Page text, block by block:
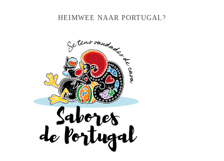
HEIMWEE NAAR PORTUGAL?